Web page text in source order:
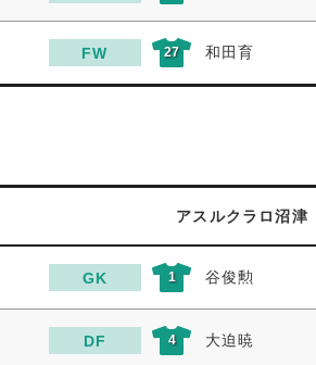
FW 27 和田育
アスルクラロ沼津
GK 1 谷俊勲
DF 4 大迫暁